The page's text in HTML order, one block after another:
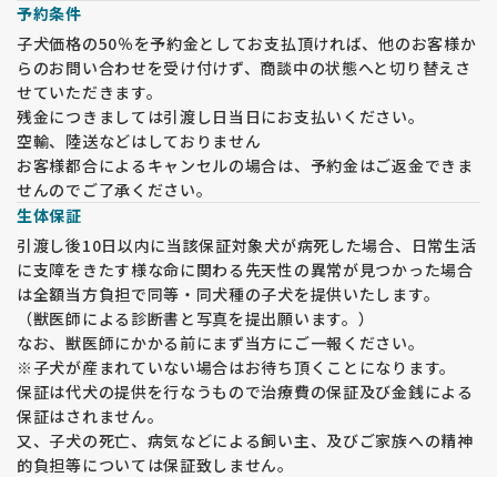
予約条件
子犬価格の50％を予約金としてお支払頂ければ、他のお客様か
らのお問い合わせを受け付けず、商談中の状態へと切り替えさ
せていただきます。
残金につきましては引渡し日当日にお支払いください。
空輸、陸送などはしておりません
お客様都合によるキャンセルの場合は、予約金はご返金できま
せんのでご了承ください。
生体保証
引渡し後10日以内に当該保証対象犬が病死した場合、日常生活
に支障をきたす様な命に関わる先天性の異常が見つかった場合
は全額当方負担で同等・同犬種の子犬を提供いたします。
（獣医師による診断書と写真を提出願います。）
なお、獣医師にかかる前にまず当方にご一報ください。
※子犬が産まれていない場合はお待ち頂くことになります。
保証は代犬の提供を行なうもので治療費の保証及び金銭による
保証はされません。
又、子犬の死亡、病気などによる飼い主、及びご家族への精神
的負担等については保証致しません。